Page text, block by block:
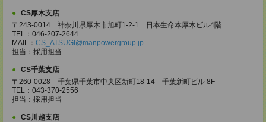
CS厚木支店
〒243-0014 神奈川県厚木市旭町1-2-1 日本生命本厚木ビル4階
TEL：046-207-2644
MAIL： CS_ATSUGI@manpowergroup.jp
担当：採用担当
CS千葉支店
〒260-0028 千葉県千葉市中央区新町18-14 千葉新町ビル 8F
TEL：043-370-2556
担当：採用担当
CS川越支店